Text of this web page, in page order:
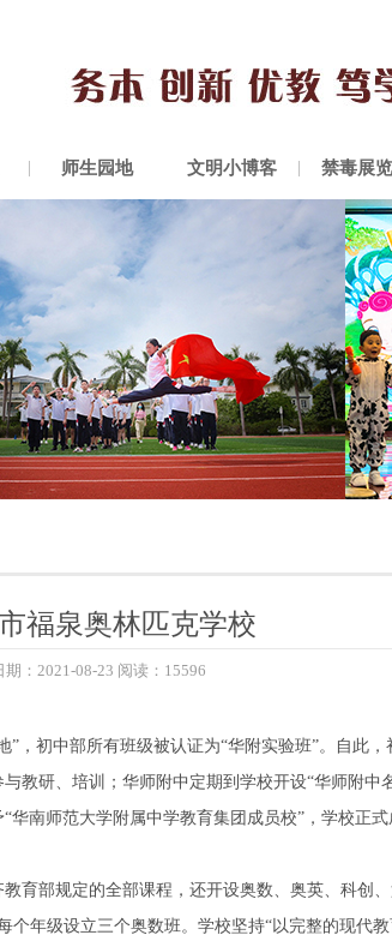
师生园地 文明小博客 禁毒展
福泉奥林匹克学校
期：2021-08-23 阅读：15596
”， 初中部所有班级被认证为“华附实验班”。自此，
教研、培训；华师附中定期到学校开设“华师附中
南师范大学附属中学教育集团成员校”，学校正
育部规定的全部课程，还开设奥数、奥英、科创
个年级设立三个奥数班。学校坚持“以完整的现代